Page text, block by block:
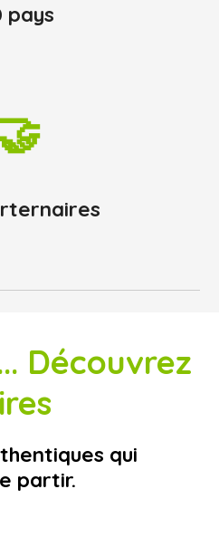
pays
Découvrez
qui
partir.